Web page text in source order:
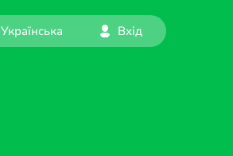
Українська Вхід